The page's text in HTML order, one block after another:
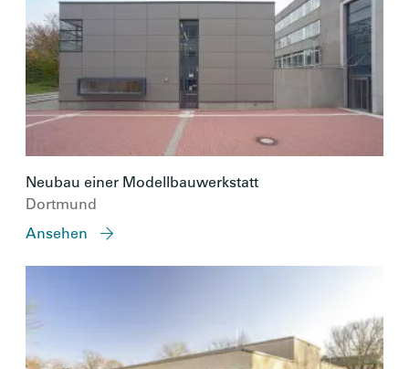
Neubau einer Modellbauwerkstatt
Dortmund
Ansehen